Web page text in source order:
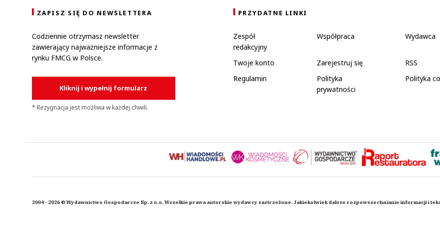
ZAPISZ SIĘ DO NEWSLETTERA
Codziennie otrzymasz newsletter
zawierający najważniejsze informacje z
rynku FMCG w Polsce.
Kliknij i wypełnij formularz
* Rezygnacja jest możliwa w każdej chwili.
PRZYDATNE LINKI
Zespół
redakcyjny
Współpraca Wydawca
Twoje konto Zarejestruj się
RSS
Regulamin
Polityka
prywatności
Polityka
2004 - 2026 © Wydawnictwo Gospodarcze Sp. z o.o. Wszelkie prawa autorskie wydawcy zastrzeżone. Jakiekolwiek dalsze rozpowszechnianie informacji i